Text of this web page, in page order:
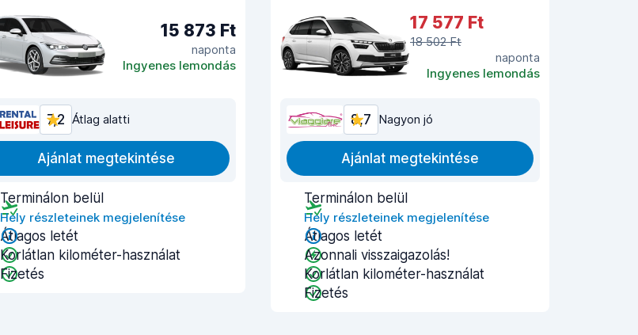
15 873 Ft
naponta
Ingyenes lemondás
7,2 Átlag alatti
Ajánlat megtekintése
Terminálon belül
Hely részleteinek megjelenítése
Átlagos letét
Korlátlan kilométer-használat
Fizetés
17 577 Ft
18 502 Ft
naponta
Ingyenes lemondás
8,7 Nagyon jó
Ajánlat megtekintése
Terminálon belül
Hely részleteinek megjelenítése
Átlagos letét
Azonnali visszaigazolás!
Korlátlan kilométer-használat
Fizetés